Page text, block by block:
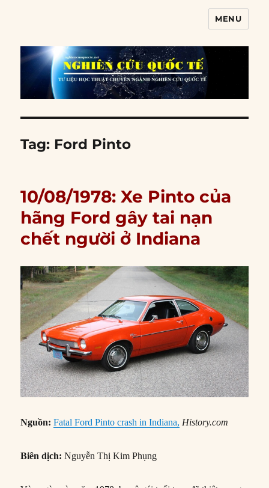
MENU
Tag: Ford Pinto
10/08/1978: Xe Pinto của
hãng Ford gây tai nạn
chết người ở Indiana
Nguồn:Fatal Ford Pinto crash in Indiana, History.com
Biên dịch: Nguyễn Thị Kim Phụng